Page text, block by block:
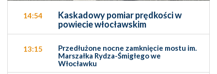
14:54
Kaskadowy pomiar prędkości w
powiecie włocławskim
13:15
Przedłużone nocne zamknięcie mostu im.
Marszałka Rydza-Śmigłego we
Włocławku